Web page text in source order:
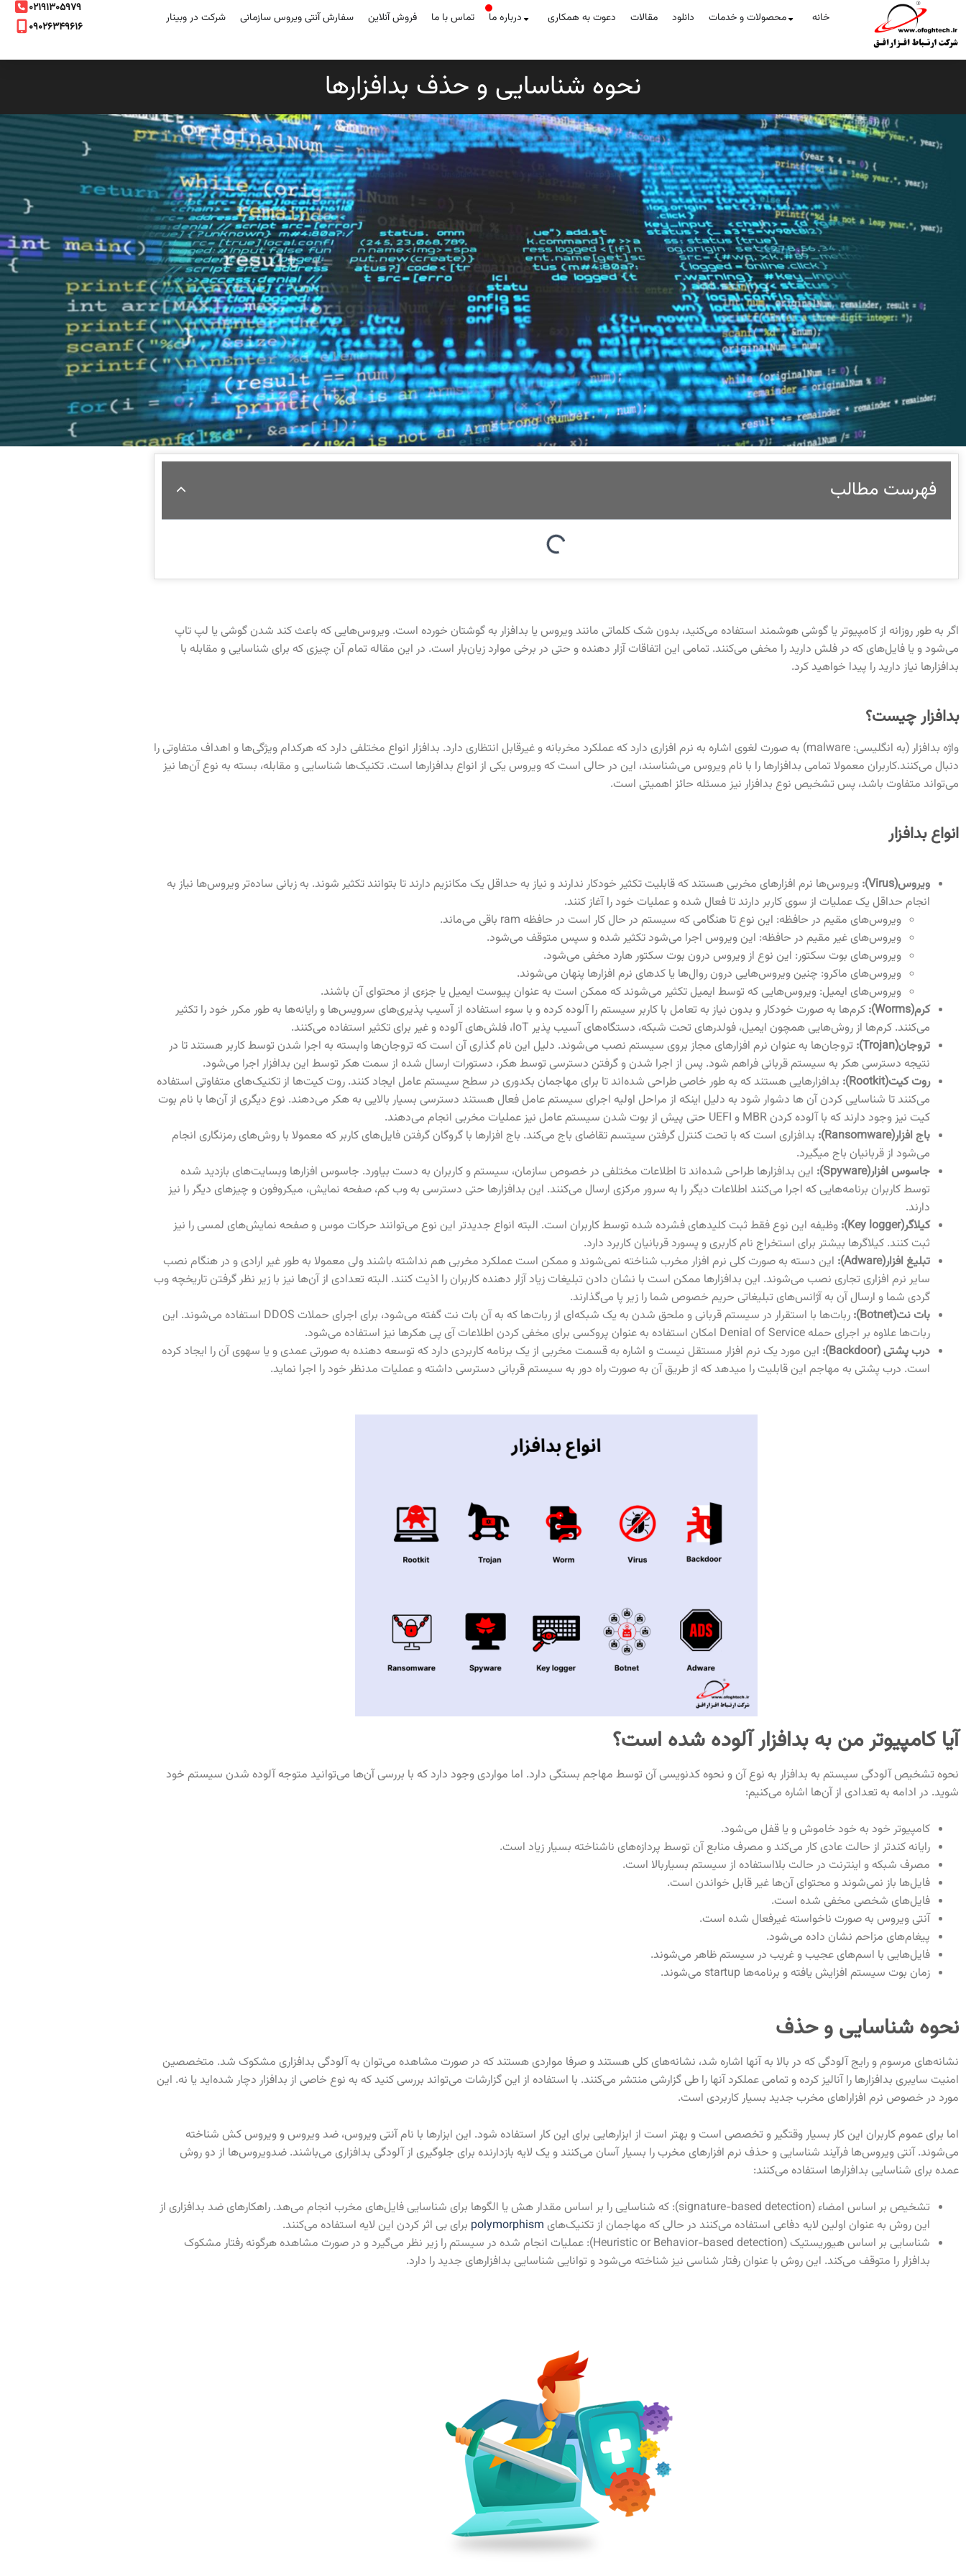
خانه محصولات و خدمات دانلود مقالات دعوت به همکاری درباره ما تماس با ما فروش آنلاین سفارش آنتی ویروس سازمانی شرکت در وبینار
۰۲۱۹۱۳۰۵۹۷۹
۰۹۰۲۶۳۴۹۶۱۶
نحوه شناسایی و حذف بدافزارها
فهرست مطالب
اگر به طور روزانه از کامپیوتر یا گوشی هوشمند استفاده می‌کنید، بدون شک کلماتی مانند ویروس یا بدافزار به گوشتان خورده است. ویروس‌‍‌هایی که باعث کند شدن گوشی یا لپ تاپ
می‌شود و یا فایل‌های که در فلش دارید را مخفی می‌کنند. تمامی این اتفاقات آزار دهنده و حتی در برخی موارد زیان‌بار است. در این مقاله تمام آن چیزی که برای شناسایی و مقابله با
بدافزارها نیاز دارید را پیدا خواهید کرد.
بدافزار چیست؟
واژه بدافزار (به انگلیسی: malware) به صورت لغوی اشاره به نرم افزاری دارد که عملکرد مخربانه و غیرقابل انتظاری دارد. بدافزار انواع مختلفی دارد که هرکدام ویژگی‌ها و اهداف متفاوتی را
دنبال می‌کنند.کاربران معمولا تمامی بدافزارها را با نام ویروس می‌شناسند، این در حالی است که ویروس یکی از انواع بدافزارها است. تکنیک‌ها شناسایی و مقابله، بسته به نوع آن‌ها نیز
می‌تواند متفاوت باشد، پس تشخیص نوع بدافزار نیز مسئله حائز اهمیتی است.
انواع بدافزار
ویروس(Virus):
ویروس‌ها نرم افزارهای مخربی هستند که قابلیت تکثیر خودکار ندارند و نیاز به حداقل یک مکانزیم دارند تا بتوانند تکثیر شوند. به زبانی ساده‌تر ویروس‌ها نیاز به
انجام حداقل یک عملیات از سوی کاربر دارند تا فعال شده و عملیات خود را آغاز کنند.
ویروس‌های مقیم در حافظه: این نوع تا هنگامی که سیستم در حال کار است در حافظه ram باقی می‌ماند.
ویروس‌های غیر مقیم در حافظه: این ویروس اجرا می‌شود تکثیر شده و سپس متوقف می‌شود.
ویروس‌های بوت سکتور: این نوع از ویروس درون بوت سکتور هارد مخفی می‌شود.
ویروس‌های ماکرو: چنین ویروس‌هایی درون روال‌ها یا کدهای نرم افزارها پنهان می‌شوند.
ویروس‌های ایمیل: ویروس‌هایی که توسط ایمیل تکثیر می‌شوند که ممکن است به عنوان پیوست ایمیل یا جزءی از محتوای آن باشند.
کرم‌(Worms):
کرم‌ها به صورت خودکار و بدون نیاز به تعامل با کاربر سیستم را آلوده کرده و با سوء استفاده از آسیب پذیری‌های سرویس‌ها و رایانه‌ها به طور مکرر خود را تکثیر
می‌کنند. کرم‌ها از روش‌هایی همچون ایمیل، فولدرهای تحت شبکه، دستگاه‌های آسیب پذیر IoT، فلش‌های آلوده و غیر برای تکثیر استفاده می‌کنند.
تروجان(Trojan):
تروجان‌ها به عنوان نرم افزارهای مجاز بروی سیستم نصب می‌شوند. دلیل این نام گذاری آن است که تروجان‌ها وابسته به اجرا شدن توسط کاربر هستند تا در
نتیجه دسترسی هکر به سیستم قربانی فراهم شود. پس از اجرا شدن و گرفتن دسترسی توسط هکر، دستورات ارسال شده از سمت هکر توسط این بدافزار اجرا می‌شود.
روت کیت(Rootkit):
بدافزارهایی هستند که به طور خاصی طراحی شده‌اند تا برای مهاجمان بکدوری در سطح سیستم عامل ایجاد کنند. روت کیت‌ها از تکنیک‌های متفاوتی استفاده
می‌کنند تا شناسایی کردن آن ها دشوار شود به دلیل اینکه از مراحل اولیه اجرای سیستم عامل فعال هستند دسترسی بسیار بالایی به هکر می‌دهند. نوع دیگری از آن‌ها با نام بوت
کیت نیز وجود دارند که با آلوده کردن MBR و UEFI حتی پیش از بوت شدن سیستم عامل نیز عملیات مخربی انجام می‌دهند.
باج افزار(Ransomware):
بدافزاری است که با تحت کنترل گرفتن سیتسم تقاضای باج می‌کند. باج افزارها با گروگان گرفتن فایل‌های کاربر که معمولا با روش‌‌های رمزنگاری انجام
می‌شود از قربانیان باج میگیرد.
جاسوس افزار(Spyware):
این بدافزارها طراحی شده‌اند تا اطلاعات مختلفی در خصوص سازمان، سیستم و کاربران به دست بیاورد. جاسوس افزارها وبسایت‌های بازدید شده
توسط کاربران برنامه‌‌هایی که اجرا می‌کنند اطلاعات دیگر را به سرور مرکزی ارسال می‌کنند. این بدافزارها حتی دسترسی به وب کم، صفحه نمایش، میکروفون و چیزهای دیگر را نیز
دارند.
کیلاگر(Key logger):
وظیفه این نوع فقط ثبت کلید‌های فشرده شده توسط کاربران است. البته انواع جدیدتر این نوع می‌توانند حرکات موس و صفحه نمایش‌های لمسی را نیز
ثبت کنند. کیلاگرها بیشتر برای استخراج نام کاربری و پسورد قربانیان کاربرد دارد.
تبلیغ افزار(Adware):
این دسته به صورت کلی نرم افزار مخرب شناخته نمی‌شوند و ممکن است عملکرد مخربی هم نداشته باشند ولی معمولا به طور غیر ارادی و در هنگام نصب
سایر نرم افزاری تجاری نصب می‌شوند. این بدافزارها ممکن است با نشان دادن تبلیغات زیاد آزار دهنده کاربران را اذیت کنند. البته تعدادی از آن‌ها نیز با زیر نظر گرفتن تاریخچه وب
گردی شما و ارسال آن به آژانس‌های تبلیغاتی حریم خصوص شما را زیر پا می‌گذارند.
بات نت(Botnet):
ربات‌ها با استقرار در سیستم قربانی و ملحق شدن به یک شبکه‌ای از ربات‌ها که به آن بات نت گفته می‌شود، برای اجرای حملات DDOS استفاده می‌شوند. این
ربات‌ها علاوه بر اجرای حمله Denial of Service امکان استفاده به عنوان پروکسی برای مخفی کردن اطلاعات آی پی هکرها نیز استفاده می‌شود.
درب پشتی (Backdoor):
این مورد یک نرم افزار مستقل نیست و اشاره به قسمت مخربی از یک برنامه کاربردی دارد که توسعه دهنده به صورتی عمدی و یا سهوی آن را ایجاد کرده
است. درب پشتی به مهاجم این قابلیت را میدهد که از طریق آن به صورت راه دور به سیستم قربانی دسترسی داشته و عملیات مدنظر خود را اجرا نماید.
آیا کامپیوتر من به بدافزار آلوده شده است؟
نحوه تشخیص آلودگی سیستم به بدافزار به نوع آن و نحوه کدنویسی آن توسط مهاجم بستگی دارد. اما مواردی وجود دارد که با بررسی آن‌ها می‌توانید متوجه آلوده شدن سیستم خود
شوید. در ادامه به تعدادی از آن‌ها اشاره می‌کنیم:
کامپیوتر خود به خود خاموش و یا قفل می‌شود.
رایانه کندتر از حالت عادی کار می‌کند و مصرف منابع آن توسط پردازه‌های ناشناخته بسیار زیاد است.
مصرف شبکه و اینترنت در حالت بلااستفاده از سیستم بسیاربالا است.
فایل‌ها باز نمی‌شوند و محتوای آن‌ها غیر قابل خواندن است.
فایل‌های شخصی مخفی شده است.
آنتی ویروس به صورت ناخواسته غیرفعال شده است.
پیغام‌های مزاحم نشان داده می‌شود.
فایل‌هایی با اسم‌های عجیب و غریب در سیستم ظاهر می‌شوند.
زمان بوت سیستم افزایش یافته و برنامه‌ها startup می‌شوند.
نحوه شناسایی و حذف
نشانه‌های مرسوم و رایج آلودگی که در بالا به آنها اشاره شد، نشانه‌های کلی هستند و صرفا مواردی هستند که در صورت مشاهده می‌توان به آلودگی بدافزاری مشکوک شد. متخصصین
امنیت سایبری بدافزارها را آنالیز کرده و تمامی عملکرد آنها را طی گزارشی منتشر می‌کنند. با استفاده از این گزارشات می‌تواند بررسی کنید که به نوع خاصی از بدافزار دچار شده‌اید یا نه. این
مورد در خصوص نرم افزاراهای مخرب جدید بسیار کاربردی است.
اما برای عموم کاربران این کار بسیار وقتگیر و تخصصی است و بهتر است از ابزارهایی برای این کار استفاده شود. این ابزارها با نام آنتی ویروس، ضد ویروس و ویروس کش شناخته
می‌شوند. آنتی ویروس‌ها فرآیند شناسایی و حذف نرم افزارهای مخرب را بسیار آسان می‌کنند و یک لایه بازدارنده برای جلوگیری از آلودگی بدافزاری می‌باشند. ضدویروس‌ها از دو روش
عمده برای شناسایی بدافزارها استفاده می‌کنند:
تشخیص بر اساس امضاء (signature-based detection): که شناسایی را بر اساس مقدار هش یا الگوها برای شناسایی فایل‌های مخرب انجام می‌هد. راهکارهای ضد بدافزاری از
این روش به عنوان اولین لایه دفاعی استفاده می‌کنند در حالی که مهاجمان از تکنیک‌های polymorphism برای بی اثر کردن این لایه استفاده می‌کنند.
شناسایی بر اساس هیوریستیک (Heuristic or Behavior-based detection): عملیات انجام شده در سیستم را زیر نظر می‌گیرد و در صورت مشاهده هرگونه رفتار مشکوک
بدافزار را متوقف می‌کند. این روش با عنوان رفتار شناسی نیز شناخته می‌شود و توانایی شناسایی بدافزارهای جدید را دارد.